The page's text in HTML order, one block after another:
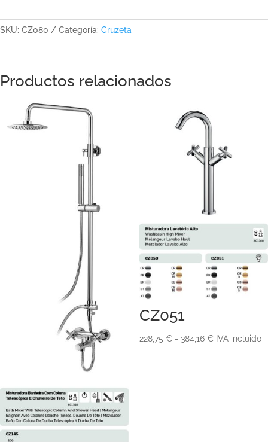
SKU: CZ080 Categoría: Cruzeta
Productos relacionados
CZ051
228,75 € - 384,16 €Rango
IVA incluido